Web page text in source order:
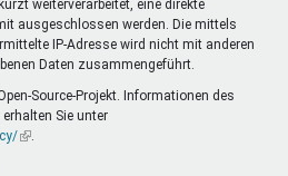
weiterverarbeitet, eine direkte
ausgeschlossen werden. Die mittels
IP-Adresse wird nicht mit anderen
Daten zusammengeführt.
Source-Projekt. Informationen des
Sie unter
(Link